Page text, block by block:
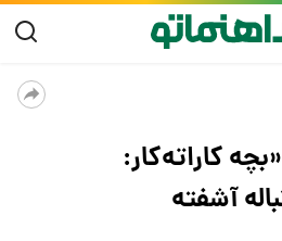
کاراته‌کار:
آشفته